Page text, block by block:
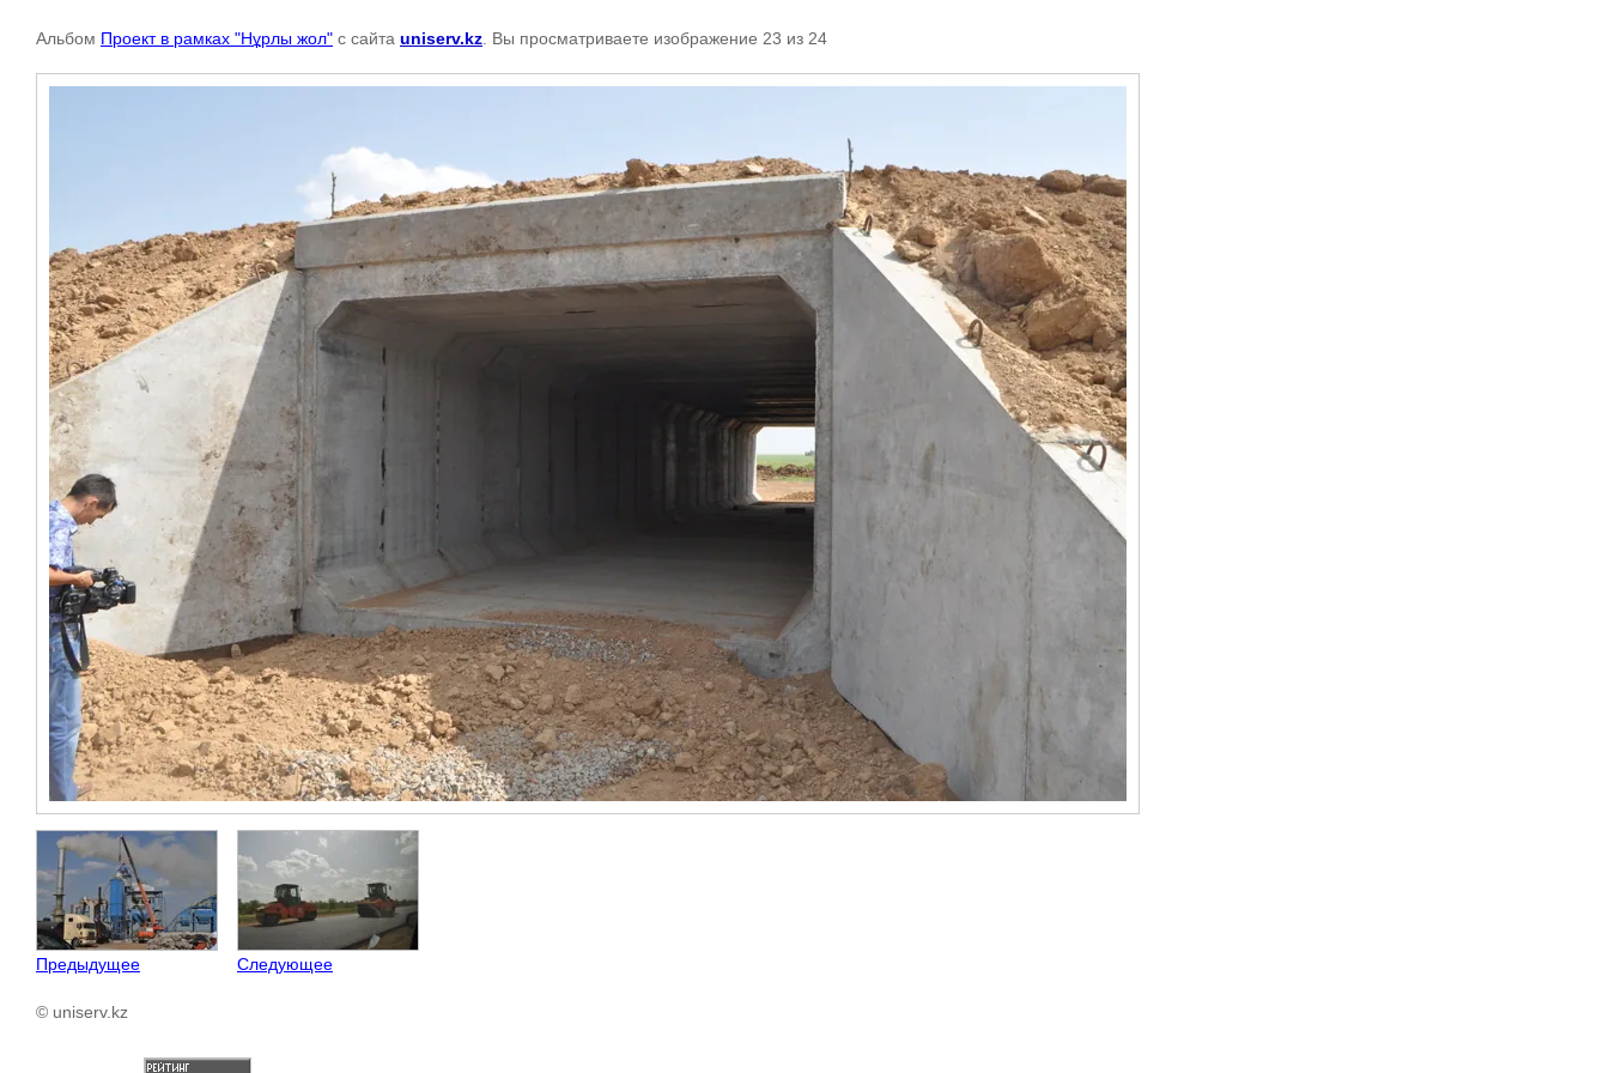
Альбом Проект в рамках "Нұрлы жол" с сайта uniserv.kz . Вы просматриваете изображение 23 из 24
Предыдущее Следующее
© uniserv.kz